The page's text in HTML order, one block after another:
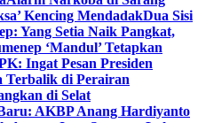
Kencing MendadakDua Sisi
Yang Setia Naik Pangkat,
‘Mandul’ Tetapkan
Ingat Pesan Presiden
Terbalik di Perairan
di Selat
AKBP Anang Hardiyanto